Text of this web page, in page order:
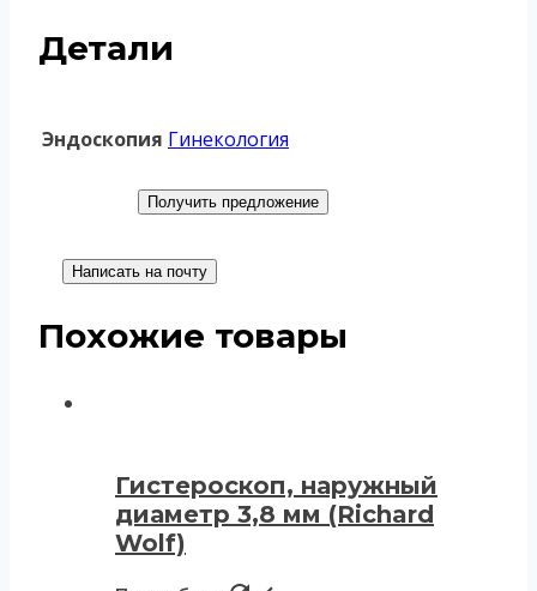
Детали
Эндоскопия Гинекология
Получить предложение
Написать на почту
Похожие товары
Гистероскоп, наружный
диаметр 3,8 мм (Richard
Wolf)